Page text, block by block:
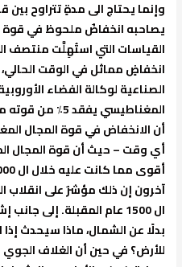
يصاحبه انخفاضٌ ملحوظ في قوة
القياسات التي استُهِلَّت منتصف
انخفاضٍ مماثل في الوقت
المغناطيسي
أن الانخفاض في قوة المجال
أي وقت – حيث أن قوة المجال
آخرون إن ذلك مؤشرٌ على
ال 1500 عام المقبلة. إلى
بدلًا عن الشمال، ماذا سيحدث
للأرض؟ في حين أن الغلاف